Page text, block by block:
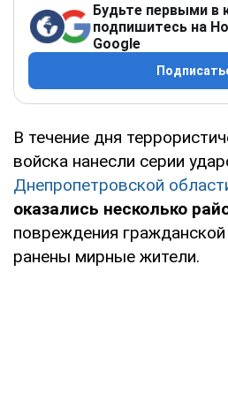
Будьте первыми в
подпишитесь на
Google
В течение дня
войска нанесли серии
Днепропетровской
оказались несколько
повреждения
ранены мирные жители.